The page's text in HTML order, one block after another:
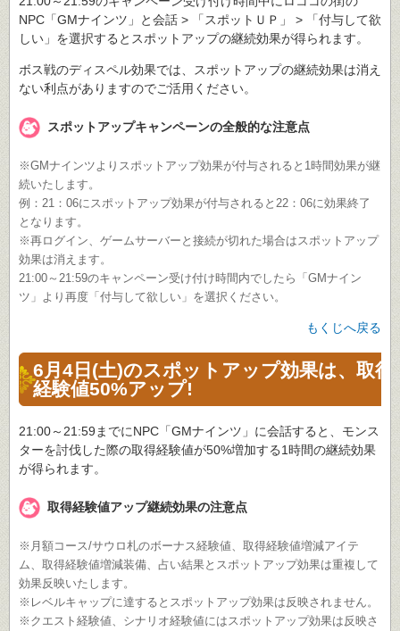
NPC「GMナインツ」と会話 > 「スポットＵＰ」 > 「付与して欲
しい」を選択するとスポットアップの継続効果が得られます。
ボス戦のディスペル効果では、スポットアップの継続効果は消え
ない利点がありますのでご活用ください。
スポットアップキャンペーンの全般的な注意点
※GMナインツよりスポットアップ効果が付与されると1時間効果が継
続いたします。
例：21：06にスポットアップ効果が付与されると22：06に効果終了
となります。
※再ログイン、ゲームサーバーと接続が切れた場合はスポットアップ
効果は消えます。
21:00～21:59のキャンペーン受け付け時間内でしたら「GMナイン
ツ」より再度「付与して欲しい」を選択ください。
もくじへ戻る
6月4日(土)のスポットアップ効果は、取得
経験値50%アップ!
21:00～21:59までにNPC「GMナインツ」に会話すると、モンス
ターを討伐した際の取得経験値が50%増加する1時間の継続効果
が得られます。
取得経験値アップ継続効果の注意点
※月額コース/サウロ札のボーナス経験値、取得経験値増減アイテ
ム、取得経験値増減装備、占い結果とスポットアップ効果は重複して
効果反映いたします。
※レベルキャップに達するとスポットアップ効果は反映されません。
※クエスト経験値、シナリオ経験値にはスポットアップ効果は反映さ